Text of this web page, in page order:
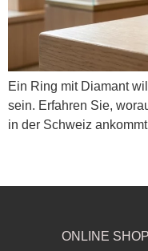
Ein Ring mit Diamant
sein. Erfahren Sie,
in der Schweiz
ONLINE